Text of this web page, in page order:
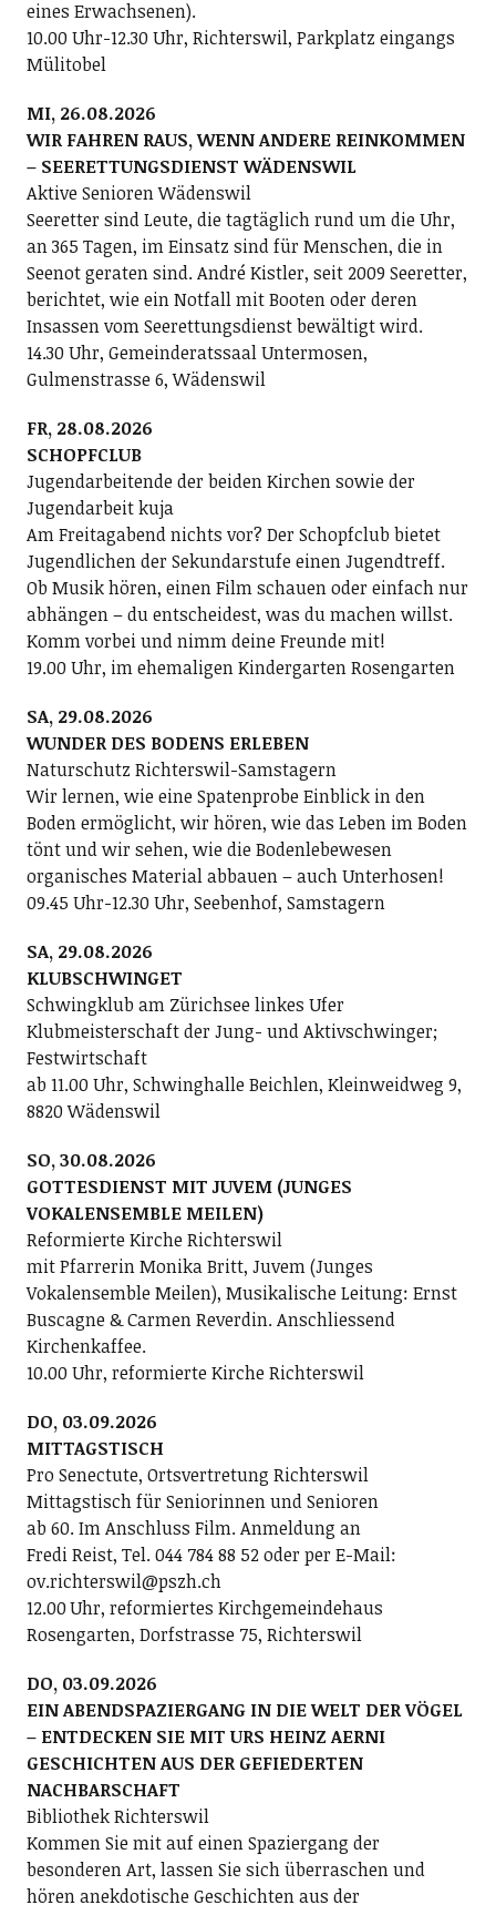
eines Erwachsenen).
10.00 Uhr-12.30 Uhr, Richterswil, Parkplatz eingangs
Mülitobel
MI, 26.08.2026
WIR FAHREN RAUS, WENN ANDERE REINKOMMEN
– SEERETTUNGSDIENST WÄDENSWIL
Aktive Senioren Wädenswil
Seeretter sind Leute, die tagtäglich rund um die Uhr,
an 365 Tagen, im Einsatz sind für Menschen, die in
Seenot geraten sind. André Kistler, seit 2009 Seeretter,
berichtet, wie ein Notfall mit Booten oder deren
Insassen vom Seerettungsdienst bewältigt wird.
14.30 Uhr, Gemeinderatssaal Untermosen,
Gulmenstrasse 6, Wädenswil
FR, 28.08.2026
SCHOPFCLUB
Jugendarbeitende der beiden Kirchen sowie der
Jugendarbeit kuja
Am Freitagabend nichts vor? Der Schopfclub bietet
Jugendlichen der Sekundarstufe einen Jugendtreff.
Ob Musik hören, einen Film schauen oder einfach nur
abhängen – du entscheidest, was du machen willst.
Komm vorbei und nimm deine Freunde mit!
19.00 Uhr, im ehemaligen Kindergarten Rosengarten
SA, 29.08.2026
WUNDER DES BODENS ERLEBEN
Naturschutz Richterswil-Samstagern
Wir lernen, wie eine Spatenprobe Einblick in den
Boden ermöglicht, wir hören, wie das Leben im Boden
tönt und wir sehen, wie die Bodenlebewesen
organisches Material abbauen – auch Unterhosen!
09.45 Uhr-12.30 Uhr, Seebenhof, Samstagern
SA, 29.08.2026
KLUBSCHWINGET
Schwingklub am Zürichsee linkes Ufer
Klubmeisterschaft der Jung- und Aktivschwinger;
Festwirtschaft
ab 11.00 Uhr, Schwinghalle Beichlen, Kleinweidweg 9,
8820 Wädenswil
SO, 30.08.2026
GOTTESDIENST MIT JUVEM (JUNGES
VOKALENSEMBLE MEILEN)
Reformierte Kirche Richterswil
mit Pfarrerin Monika Britt, Juvem (Junges
Vokalensemble Meilen), Musikalische Leitung: Ernst
Buscagne & Carmen Reverdin. Anschliessend
Kirchenkaffee.
10.00 Uhr, reformierte Kirche Richterswil
DO, 03.09.2026
MITTAGSTISCH
Pro Senectute, Ortsvertretung Richterswil
Mittagstisch für Seniorinnen und Senioren
ab 60. Im Anschluss Film. Anmeldung an
Fredi Reist, Tel. 044 784 88 52 oder per E-Mail:
ov.richterswil@pszh.ch
12.00 Uhr, reformiertes Kirchgemeindehaus
Rosengarten, Dorfstrasse 75, Richterswil
DO, 03.09.2026
EIN ABENDSPAZIERGANG IN DIE WELT DER VÖGEL
– ENTDECKEN SIE MIT URS HEINZ AERNI
GESCHICHTEN AUS DER GEFIEDERTEN
NACHBARSCHAFT
Bibliothek Richterswil
Kommen Sie mit auf einen Spaziergang der
besonderen Art, lassen Sie sich überraschen und
hören anekdotische Geschichten aus der